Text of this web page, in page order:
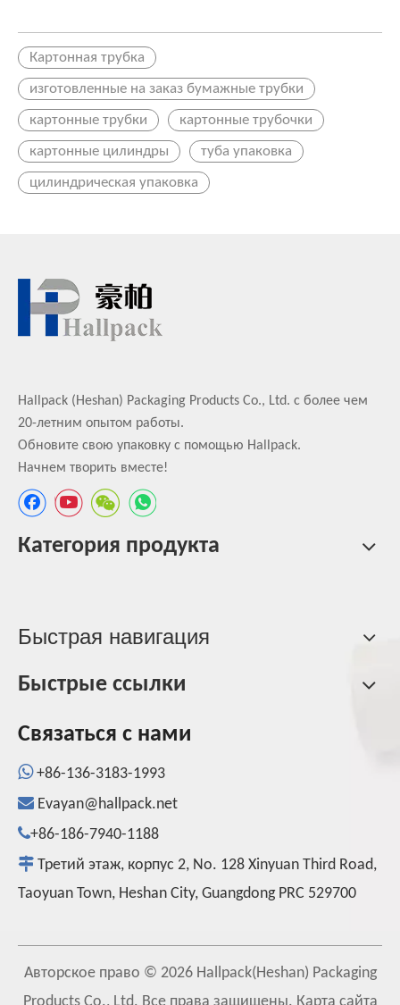
Картонная трубка
изготовленные на заказ бумажные трубки
картонные трубки картонные трубочки
картонные цилиндры туба упаковка
цилиндрическая упаковка
Hallpack (Heshan) Packaging Products Co., Ltd. с более чем
20-летним опытом работы.
Обновите свою упаковку с помощью Hallpack.
Начнем творить вместе!
Категория продукта
Быстрая навигация
Быстрые ссылки
Связаться с нами
 +86-136-3183-1993
 Evayan@hallpack.net
+86-186-7940-1188
 Третий этаж, корпус 2, No. 128 Xinyuan Third Road,
Taoyuan Town, Heshan City, Guangdong PRC 529700
Авторское право © 2026Hallpack(Heshan) Packaging